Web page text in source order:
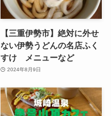
【三重伊勢市】絶対に外せ
ない伊勢うどんの名店ふく
すけ メニューなど
2024年8月9日